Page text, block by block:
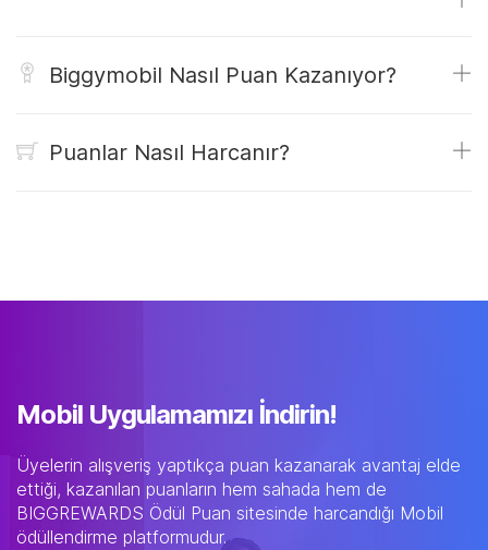
Biggymobil Nasıl Puan Kazanıyor?
Puanlar Nasıl Harcanır?
Mobil Uygulamamızı İndirin!
Üyelerin alışveriş yaptıkça puan kazanarak avantaj elde
ettiği, kazanılan puanların hem sahada hem de
BIGGREWARDS Ödül Puan sitesinde harcandığı Mobil
ödüllendirme platformudur.